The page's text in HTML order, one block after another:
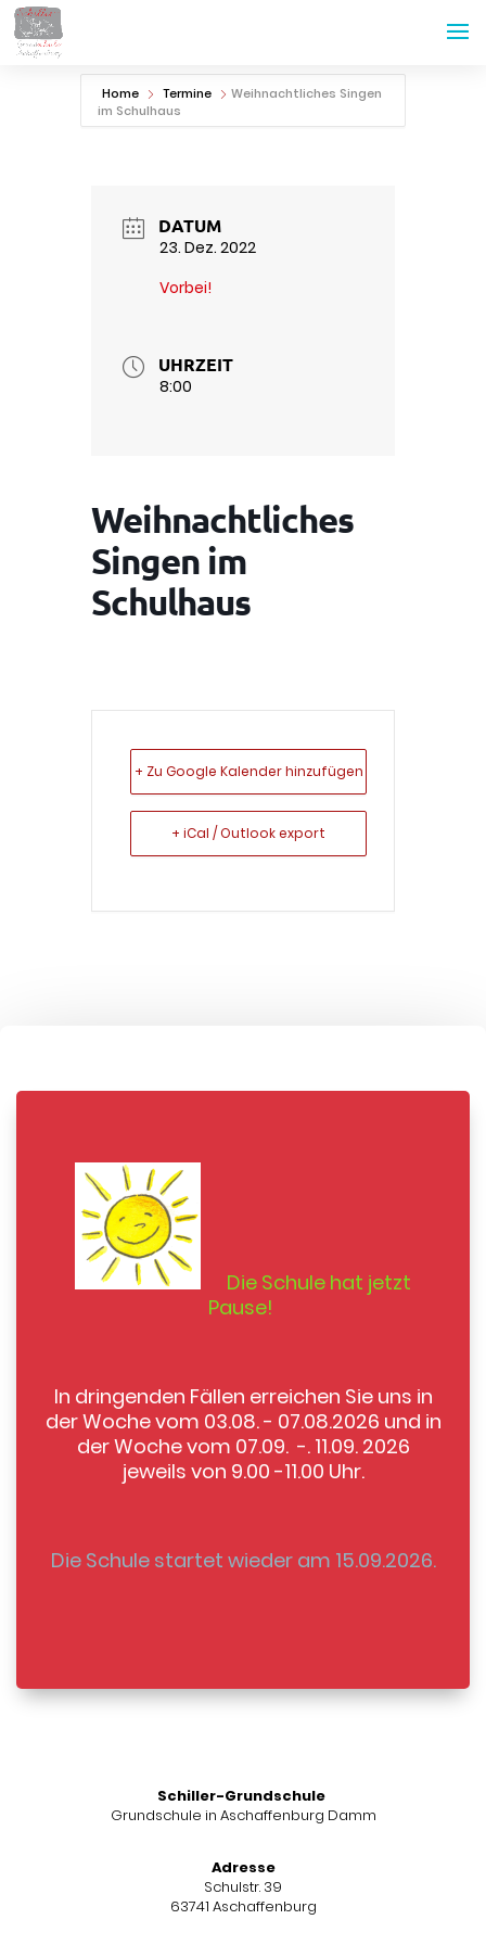
Home Termine
Weihnachtliches Singen
im Schulhaus
DATUM
23. Dez. 2022
Vorbei!
UHRZEIT
8:00
Weihnachtliches
Singen im
Schulhaus
+ Zu Google Kalender hinzufügen
+ iCal / Outlook export
Die Schule hat jetzt
Pause!
In dringenden Fällen erreichen Sie uns in
der Woche vom 03.08. - 07.08.2026 und in
der Woche vom 07.09. -. 11.09. 2026
jeweils von 9.00 -11.00 Uhr.
Die Schule startet wieder am 15.09.2026.
Schiller-Grundschule
Grundschule in Aschaffenburg Damm
Adresse
Schulstr. 39
63741 Aschaffenburg